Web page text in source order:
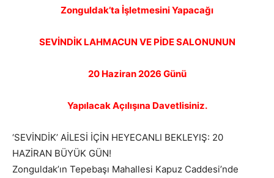
Zonguldak’ta İşletmesini Yapacağı
SEVİNDİK LAHMACUN VE PİDE SALONUNUN
20 Haziran 2026 Günü
Yapılacak Açılışına Davetlisiniz.
‘SEVİNDİK’ AİLESİ İÇİN HEYECANLI BEKLEYIŞ: 20
HAZİRAN BÜYÜK GÜN!
Zonguldak’ın Tepebaşı Mahallesi Kapuz Caddesi’nde